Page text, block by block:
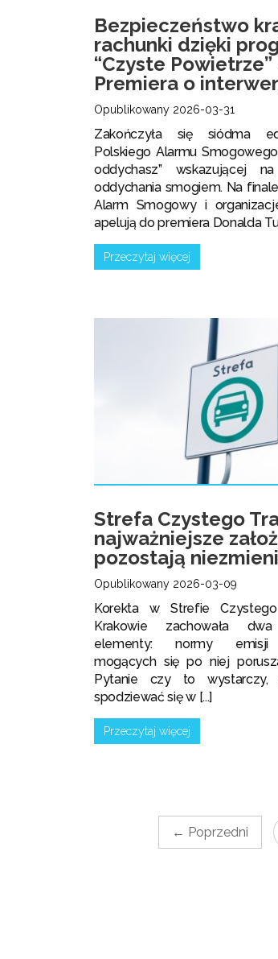
Bezpieczeństwo
rachunki dzięki
“Czyste
Premiera o
Opublikowany 2026-03-31
Zakończyła się siódma
Polskiego Alarmu
oddychasz” wskazującej
oddychania smogiem. Na
Alarm Smogowy i
apelują do premiera Donalda
Przeczytaj więcej
Strefa Czystego
najważniejsze
pozostają
Opublikowany 2026-03-09
Korekta w Strefie
Krakowie zachowała dwa
elementy: normy emisji
mogących się po niej
Pytanie czy to wystarczy,
spodziewać się w [...]
Przeczytaj więcej
← Poprzedni